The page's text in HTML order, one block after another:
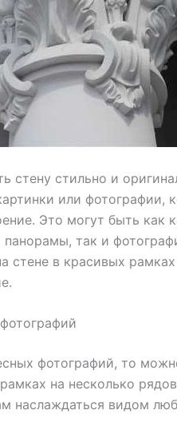
стену стильно и
или фотографии,
Это могут быть как
так и
стене в красивых
фотографий, то
на несколько
наслаждаться видом